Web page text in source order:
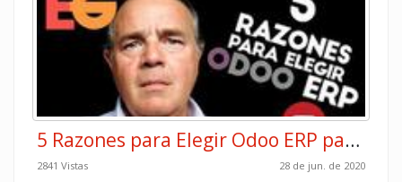
5 Razones para Elegir Odoo ERP para tu Empresa
2841 Vistas 28 de jun. de 2020